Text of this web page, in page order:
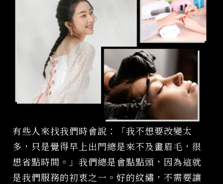
有些人來找我們時會說：「我不想要改變太
多，只是覺得早上出門總是來不及畫眉毛，很
想省點時間。」我們總是會點點頭，因為這就
是我們服務的初衷之一。好的紋繡，不需要讓